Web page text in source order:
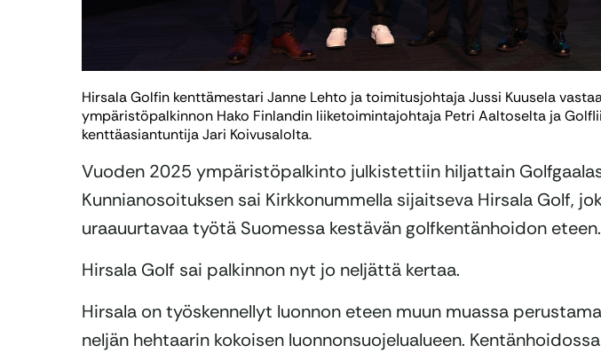
Hirsala Golfin kenttämestari Janne Lehto ja toimitusjohtaja Jussi Kuusela
ympäristöpalkinnon Hako Finlandin liiketoimintajohtaja Petri Aaltoselta ja
kenttäasiantuntija Jari Koivusalolta.
Vuoden 2025 ympäristöpalkinto julkistettiin hiljattain
Kunnianosoituksen sai Kirkkonummella sijaitseva Hirsala Golf,
uraauurtavaa työtä Suomessa kestävän golfkentänhoidon eteen.
Hirsala Golf sai palkinnon nyt jo neljättä kertaa.
Hirsala on työskennellyt luonnon eteen muun muassa
neljän hehtaarin kokoisen luonnonsuojelualueen.